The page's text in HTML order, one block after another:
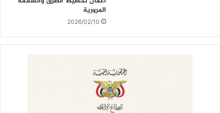
المرورية
2026/02/10